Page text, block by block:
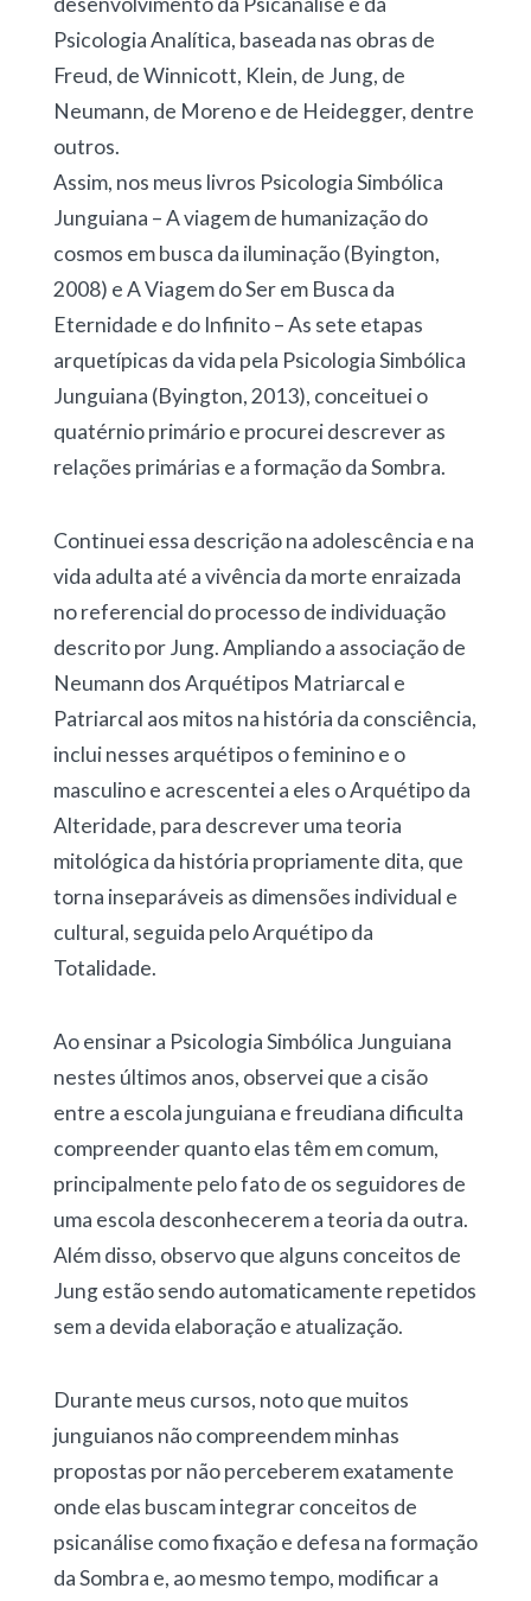
Psicologia Analítica, baseada nas obras de
Freud, de Winnicott, Klein, de Jung, de
Neumann, de Moreno e de Heidegger, dentre
outros.
Assim, nos meus livros Psicologia Simbólica
Junguiana – A viagem de humanização do
cosmos em busca da iluminação (Byington,
2008) e A Viagem do Ser em Busca da
Eternidade e do Infinito – As sete etapas
arquetípicas da vida pela Psicologia Simbólica
Junguiana (Byington, 2013), conceituei o
quatérnio primário e procurei descrever as
relações primárias e a formação da Sombra.
Continuei essa descrição na adolescência e na
vida adulta até a vivência da morte enraizada
no referencial do processo de individuação
descrito por Jung. Ampliando a associação de
Neumann dos Arquétipos Matriarcal e
Patriarcal aos mitos na história da consciência,
inclui nesses arquétipos o feminino e o
masculino e acrescentei a eles o Arquétipo da
Alteridade, para descrever uma teoria
mitológica da história propriamente dita, que
torna inseparáveis as dimensões individual e
cultural, seguida pelo Arquétipo da
Totalidade.
Ao ensinar a Psicologia Simbólica Junguiana
nestes últimos anos, observei que a cisão
entre a escola junguiana e freudiana dificulta
compreender quanto elas têm em comum,
principalmente pelo fato de os seguidores de
uma escola desconhecerem a teoria da outra.
Além disso, observo que alguns conceitos de
Jung estão sendo automaticamente repetidos
sem a devida elaboração e atualização.
Durante meus cursos, noto que muitos
junguianos não compreendem minhas
propostas por não perceberem exatamente
onde elas buscam integrar conceitos de
psicanálise como fixação e defesa na formação
da Sombra e, ao mesmo tempo, modificar a